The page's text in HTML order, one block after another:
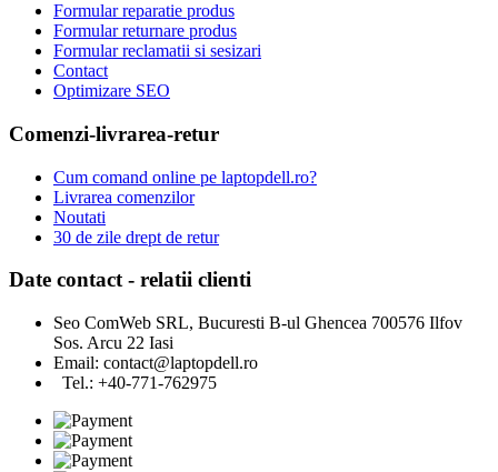
Formular reparatie produs
Formular returnare produs
Formular reclamatii si sesizari
Contact
Optimizare SEO
Comenzi-livrarea-retur
Cum comand online pe laptopdell.ro?
Livrarea comenzilor
Noutati
30 de zile drept de retur
Date contact - relatii clienti
Seo ComWeb SRL, Bucuresti B-ul Ghencea 700576 Ilfov
Sos. Arcu 22 Iasi
Email: contact@laptopdell.ro
Tel.: +40-771-762975